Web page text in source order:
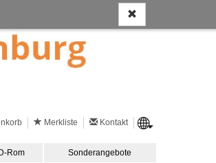
Merkliste Kontakt
Rom Sonderangebote